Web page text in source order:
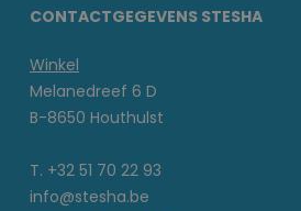
CONTACTGEGEVENS STESHA
Winkel
Melanedreef 6 D
B-8650 Houthulst
T. +32 51 70 22 93
info@stesha.be